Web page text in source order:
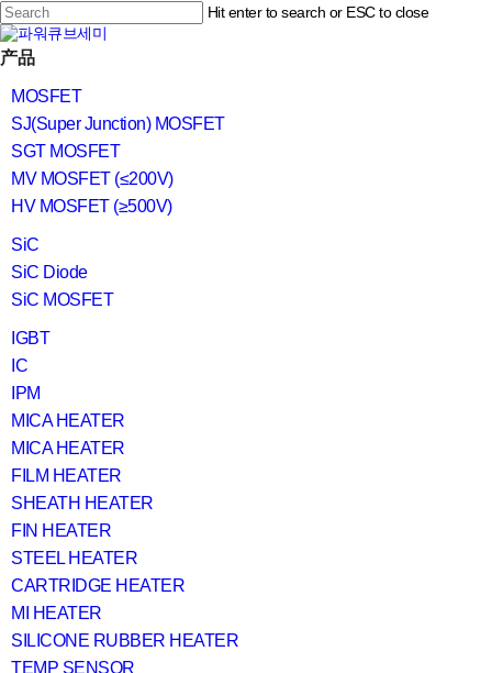
Skip
to
main
content
Hit enter to search or ESC to close
Close
Search
search
Menu
产品
MOSFET
SJ(Super Junction) MOSFET
SGT MOSFET
MV MOSFET (≤200V)
HV MOSFET (≥500V)
SiC
SiC Diode
SiC MOSFET
IGBT
IC
IPM
MICA HEATER
MICA HEATER
FILM HEATER
SHEATH HEATER
FIN HEATER
STEEL HEATER
CARTRIDGE HEATER
MI HEATER
SILICONE RUBBER HEATER
TEMP SENSOR